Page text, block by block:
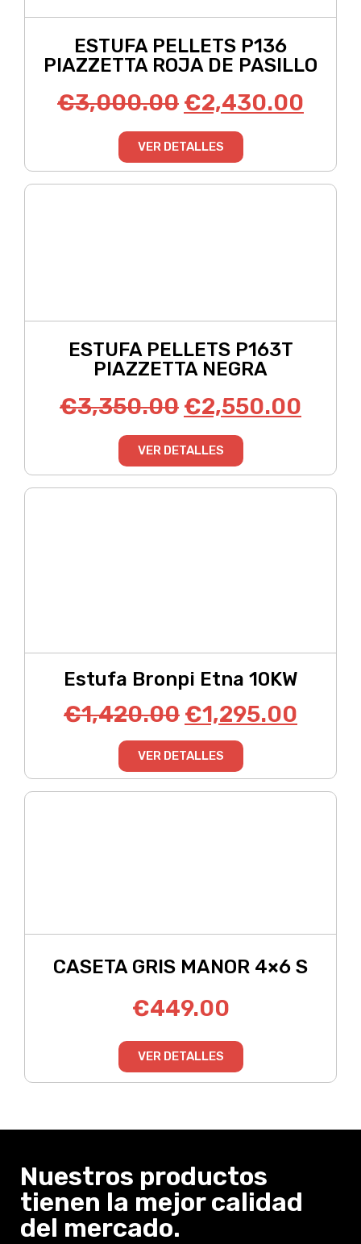
ESTUFA PELLETS P136
PIAZZETTA ROJA DE PASILLO
€3,000.00 €2,430.00
VER DETALLES
ESTUFA PELLETS P163T
PIAZZETTA NEGRA
€3,350.00 €2,550.00
VER DETALLES
Estufa Bronpi Etna 10KW
€1,420.00 €1,295.00
VER DETALLES
CASETA GRIS MANOR 4×6 S
€449.00
VER DETALLES
Nuestros productos
tienen la mejor calidad
del mercado.